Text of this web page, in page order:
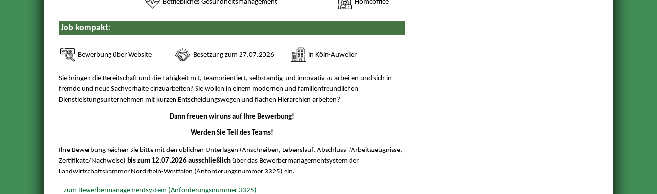
Betriebliches Gesundheitsmanagement Homeoffice
Job kompakt:
Bewerbung über Website Besetzung zum 27.07.2026 in Köln-Auweiler
Sie bringen die Bereitschaft und die Fähigkeit mit, teamorientiert, selbständig und innovativ zu arbeiten und sich in
fremde und neue Sachverhalte einzuarbeiten? Sie wollen in einem modernen und familienfreundlichen
Dienstleistungsunternehmen mit kurzen Entscheidungswegen und flachen Hierarchien arbeiten?
Dann freuen wir uns auf Ihre Bewerbung!
Werden Sie Teil des Teams!
Ihre Bewerbung reichen Sie bitte mit den üblichen Unterlagen (Anschreiben, Lebenslauf, Abschluss-/Arbeitszeugnisse,
Zertifikate/Nachweise) bis zum 12.07.2026 ausschließlichüber das Bewerbermanagementsystem der
Landwirtschaftskammer Nordrhein-Westfalen (Anforderungsnummer 3325) ein.
Zum Bewerbermanagementsystem (Anforderungsnummer 3325)